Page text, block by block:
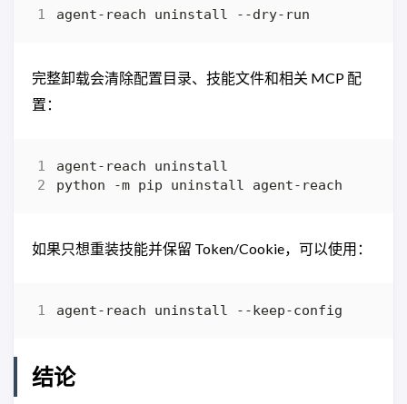
完整卸载会清除配置目录、技能文件和相关 MCP 配
置：
如果只想重装技能并保留 Token/Cookie，可以使用：
结论